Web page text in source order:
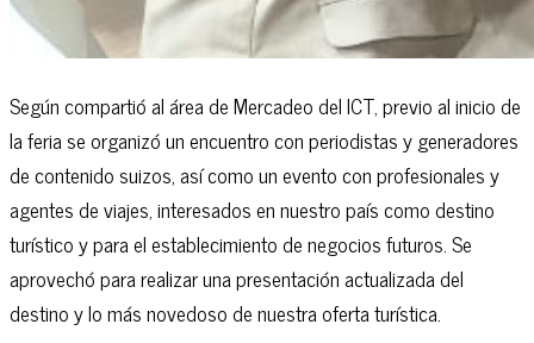
Según compartió al área de Mercadeo del ICT, previo al inicio de
la feria se organizó un encuentro con periodistas y generadores
de contenido suizos, así como un evento con profesionales y
agentes de viajes, interesados en nuestro país como destino
turístico y para el establecimiento de negocios futuros. Se
aprovechó para realizar una presentación actualizada del
destino y lo más novedoso de nuestra oferta turística.